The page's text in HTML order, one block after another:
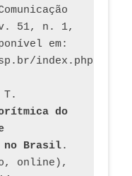
51, n. 1,
em:
do
Brasil.
online),